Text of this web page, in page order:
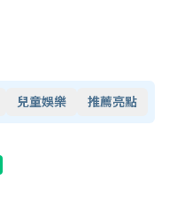
兒童娛樂 推薦亮點